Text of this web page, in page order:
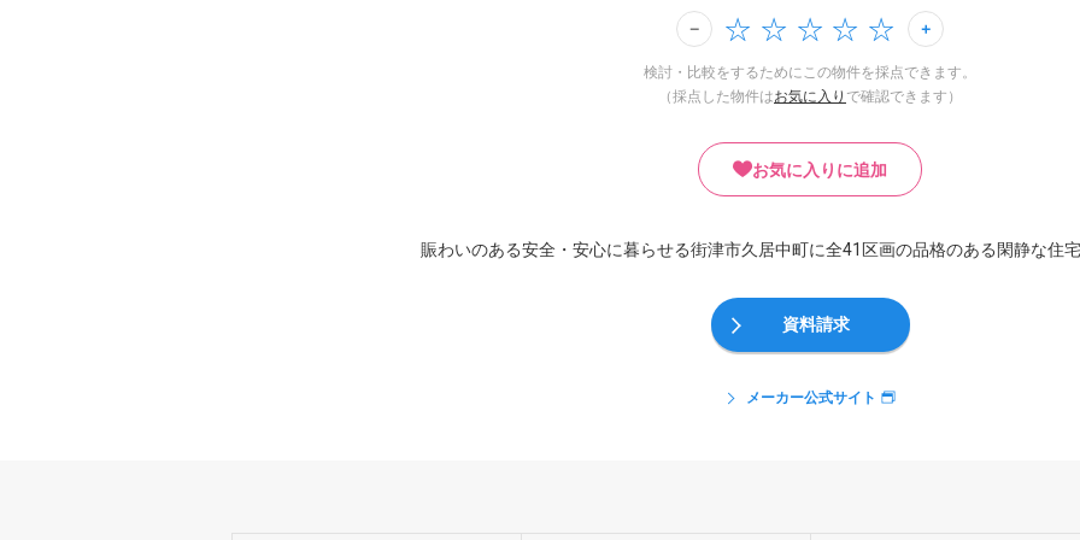
検討・比較をするためにこの物件を採点できます。
（採点した物件はお気に入り で確認できます）
お気に入りに追加
賑わいのある安全・安心に暮らせる街津市久居中町に全41区画の品格のある閑静な住
資料請求
メーカー公式サイト